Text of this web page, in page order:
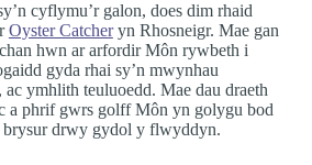
cyflymu’r galon, does dim rhaid
Oyster Catcheryn Rhosneigr. Mae gan
hwn ar arfordir Môn rywbeth i
gyda rhai sy’n mwynhau
ymhlith teuluoedd. Mae dau draeth
a phrif gwrs golff Môn yn golygu bod
drwy gydol y flwyddyn.